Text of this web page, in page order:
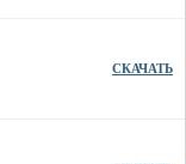
СКАЧАТЬ